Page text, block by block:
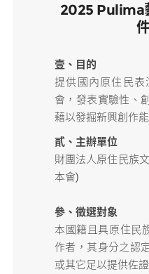
Pulima藝術獎
媒體專區
展演櫥窗
關於我們
2025 Pulima
壹、目的
提供國內原住民表
會，發表實驗性、
藉以發掘新興創作
貳、主辦單位
財團法人原住民族
本會)
參、徵選對象
本國籍且具原住民
作者，其身分之認
或其它足以提供佐